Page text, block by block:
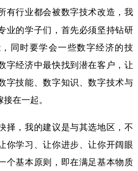
有行业都会被数字技术改造，我
业的学子们，首先必须坚持钻研
同时要学会一些数字经济的技
字经济中最快找到潜在客户，让
字技能、数字知识、数字技术与
在一起。
，我的建议是与其选地区，不
你学习、让你进步、让你开阔眼
个基本原则，即在满足基本物质